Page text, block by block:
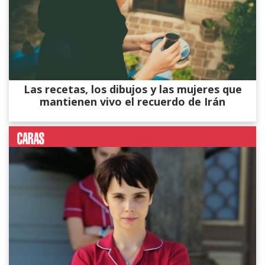
Las recetas, los dibujos y las mujeres que
mantienen vivo el recuerdo de Irán